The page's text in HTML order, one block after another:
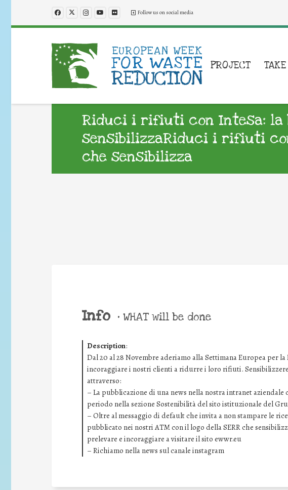
Follow us on social media
PROJECT
Riduci i rifiuti con Intesa: la
sensibilizzaRiduci i rifiuti
che sensibilizza
Info • WHAT will be done
Description:
Dal 20 al 28 Novembre aderiamo alla Settimana Europea per
incoraggiare i nostri clienti a ridurre i loro rifiuti.
attraverso:
– La pubblicazione di una news nella nostra intranet
periodo nella sezione Sostenibilità del sito istituzionale del
– Oltre al messaggio di default che invita a non stampare le
pubblicato nei nostri ATM con il logo della SERR che
prelevare e incoraggiare a visitare il sito ewwr.eu
– Richiamo nella news sul canale instagram